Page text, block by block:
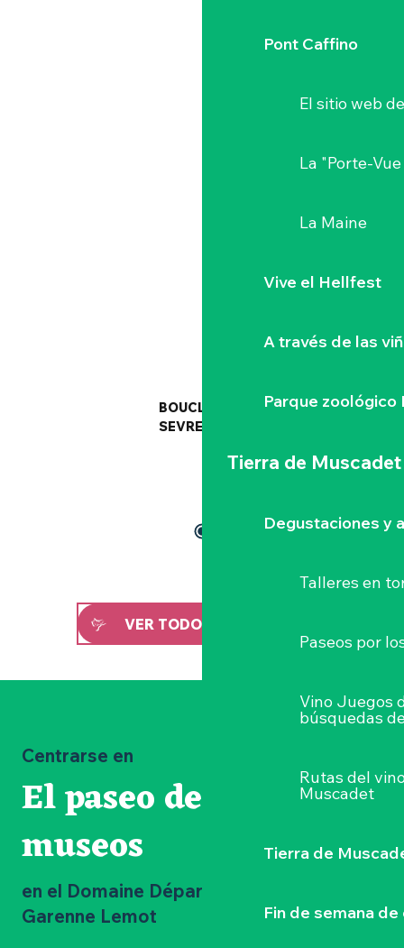
Pont Caffino
El sitio web
La "Porte-Vue
La Maine
Vive el Hellfest
A través de las
Parque zoológico
Tierra de Muscadet
Degustaciones y
Talleres en
Paseos por
Vino Juegos
búsquedas
Rutas del
Muscadet
Tierra de
Fin de semana
BOUCLE CIRCUITS DE LA
SEVRE A LA MOINE
VER TODOS LOS PASEOS
Centrarse en
El paseo de los
museos
en el Domaine Départemental de la
Garenne Lemot